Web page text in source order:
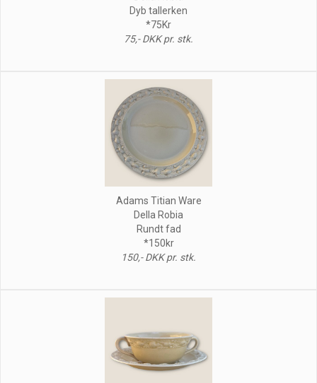
Dyb tallerken
*75Kr
75,- DKK pr. stk.
Adams Titian Ware
Della Robia
Rundt fad
*150kr
150,- DKK pr. stk.